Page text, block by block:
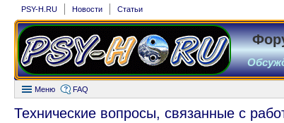
PSY-H.RU Новости Статьи
Меню FAQ
Технические вопросы, связанные с